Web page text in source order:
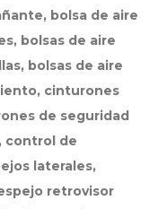
bolsa de aire
bolsas de aire
bolsas de aire
cinturones
de seguridad
control de
laterales,
retrovisor